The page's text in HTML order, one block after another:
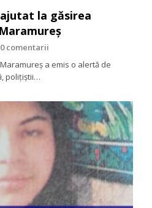
la găsirea
0 comentarii
Maramureş a emis o alertă de
poliţiştii…